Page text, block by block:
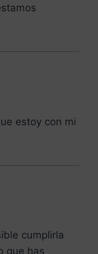
estoy con mi
cumplirla
que has